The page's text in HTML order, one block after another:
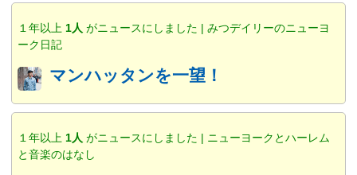
１年以上 1人 がニュースにしました | みつデイリーのニューヨ
ーク日記
マンハッタンを一望！
１年以上 1人 がニュースにしました | ニューヨークとハーレム
と音楽のはなし